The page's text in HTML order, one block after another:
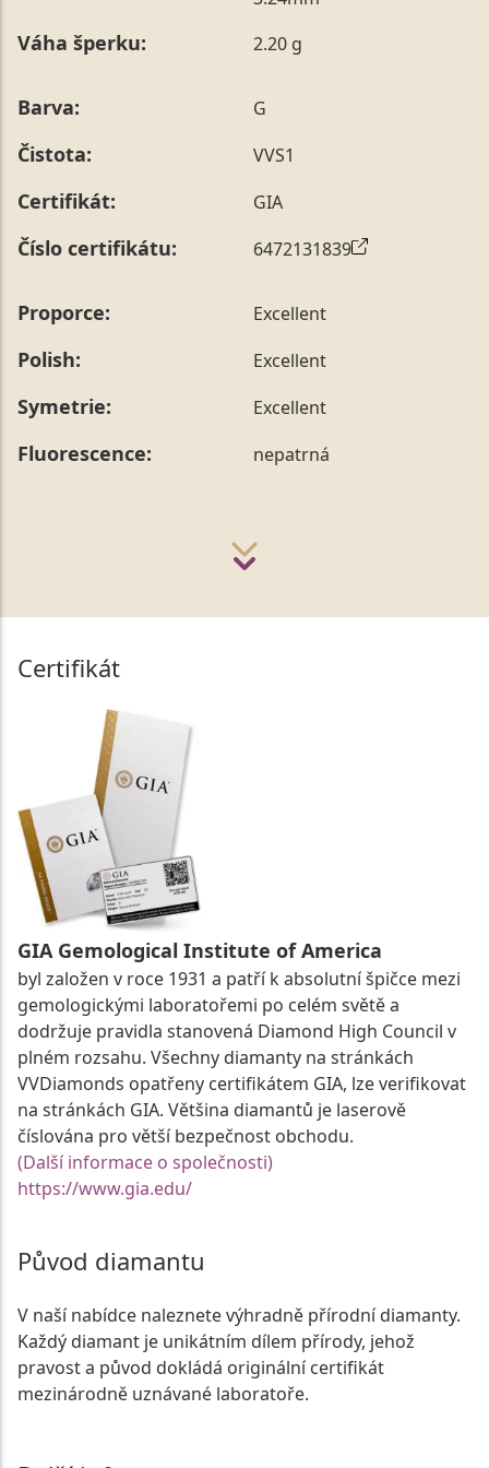
sdělit během jejího telefonického ověření, které z naší
Pro sdělení skladové velikosti tohoto konkrétního
Váha šperku: 2.20 g
Barva: G
Čistota: VVS1
Certifikát: GIA
Číslo certifikátu: 6472131839
Proporce: Excellent
Polish: Excellent
Symetrie: Excellent
Fluorescence: nepatrná
Certifikát
GIA Gemological Institute of America
byl založen v roce 1931 a patří k absolutní špičce mezi
gemologickými laboratořemi po celém světě a
dodržuje pravidla stanovená Diamond High Council v
plném rozsahu. Všechny diamanty na stránkách
VVDiamonds opatřeny certifikátem GIA, lze verifikovat
na stránkách GIA. Většina diamantů je laserově
číslována pro větší bezpečnost obchodu.
(Další informace o společnosti)
https://www.gia.edu/
Původ diamantu
V naší nabídce naleznete výhradně přírodní diamanty.
Každý diamant je unikátním dílem přírody, jehož
pravost a původ dokládá originální certifikát
mezinárodně uznávané laboratoře.